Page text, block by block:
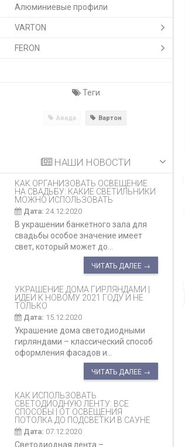
Алюминиевые профили
VARTON
FERON
Теги
Авада Вартон
НАШИ НОВОСТИ
КАК ОРГАНИЗОВАТЬ ОСВЕЩЕНИЕ
НА СВАДЬБУ: КАКИЕ СВЕТИЛЬНИКИ
МОЖНО ИСПОЛЬЗОВАТЬ
Дата: 24.12.2020
В украшении банкетного зала для
свадьбы особое значение имеет
свет, который может до...
ЧИТАТЬ ДАЛЕЕ →
УКРАШЕНИЕ ДОМА ГИРЛЯНДАМИ |
ИДЕИ К НОВОМУ 2021 ГОДУ И НЕ
ТОЛЬКО
Дата: 15.12.2020
Украшение дома светодиодными
гирляндами – классический способ
оформления фасадов и...
ЧИТАТЬ ДАЛЕЕ →
КАК ИСПОЛЬЗОВАТЬ
СВЕТОДИОДНУЮ ЛЕНТУ: ВСЕ
СПОСОБЫ | ОТ ОСВЕЩЕНИЯ
ПОТОЛКА ДО ПОДСВЕТКИ В САУНЕ
Дата: 07.12.2020
Светодиодная лента –